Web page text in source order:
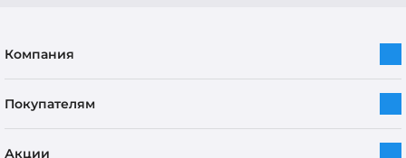
Компания
Покупателям
Акции